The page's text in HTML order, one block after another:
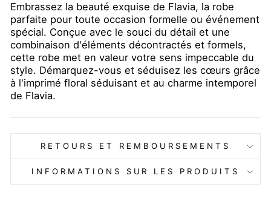
Embrassez la beauté exquise de Flavia, la robe
parfaite pour toute occasion formelle ou événement
spécial. Conçue avec le souci du détail et une
combinaison d'éléments décontractés et formels,
cette robe met en valeur votre sens impeccable du
style. Démarquez-vous et séduisez les cœurs grâce
à l'imprimé floral séduisant et au charme intemporel
de Flavia.
RETOURS ET REMBOURSEMENTS
INFORMATIONS SUR LES PRODUITS